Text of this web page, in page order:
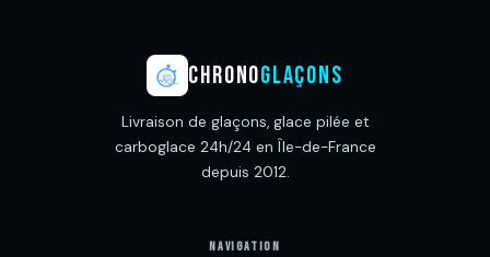
CHRONOGLAÇONS
Livraison de glaçons, glace pilée et
carboglace 24h/24 en Île-de-France
depuis 2012.
NAVIGATION